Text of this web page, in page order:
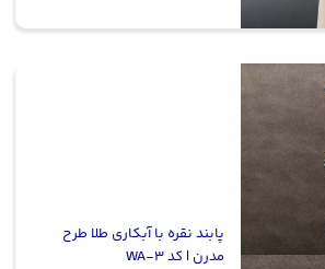
پابند نقره با آبکاری طلا طرح
مدرن | کد WA-3